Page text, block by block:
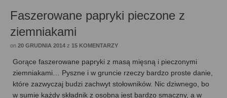
Faszerowane papryki pieczone z
ziemniakami
on 20 GRUDNIA 2014 z 15 KOMENTARZY
Gorące faszerowane papryki z masą mięsną i pieczonymi
ziemniakami… Pyszne i w gruncie rzeczy bardzo proste danie,
które zazwyczaj budzi zachwyt stołowników. Nic dziwnego, bo
w sumie każdy składnik z osobna jest bardzo smaczny, a w